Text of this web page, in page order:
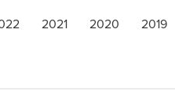
2021 2020 2019